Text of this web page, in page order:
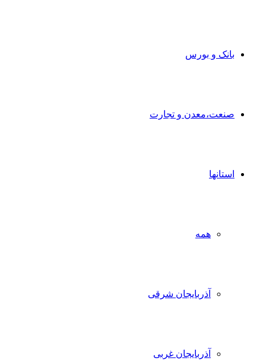
بانک و بورس
صنعت،معدن و تجارت
استانها
همه
آذربایجان شرقی
آذربایجان غربی